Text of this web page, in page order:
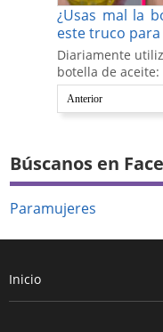
¿Usas mal la
este truco
Diariamente
botella de
Anterior
Búscanos en
Paramujeres
Inicio